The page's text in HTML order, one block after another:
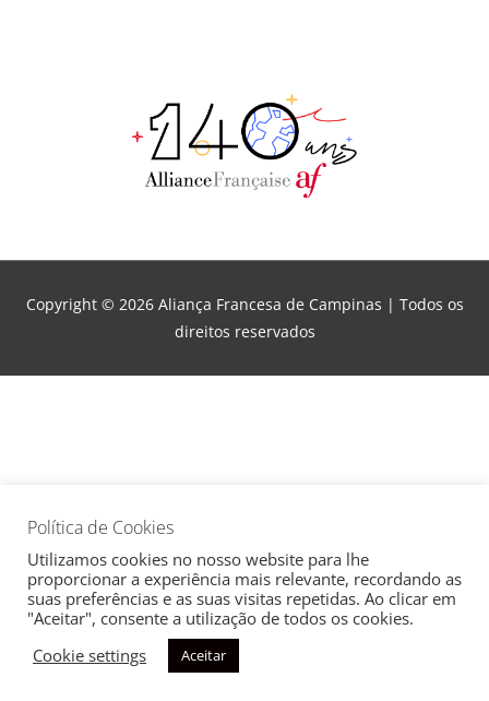
Copyright © 2026 Aliança Francesa de Campinas | Todos os
direitos reservados
Política de Cookies
Utilizamos cookies no nosso website para lhe
proporcionar a experiência mais relevante, recordando as
suas preferências e as suas visitas repetidas. Ao clicar em
"Aceitar", consente a utilização de todos os cookies.
Cookie settings
Aceitar